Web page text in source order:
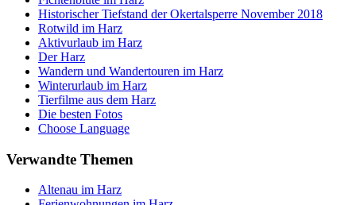
Historischer Tiefstand der Okertalsperre November 2018
Rotwild im Harz
Aktivurlaub im Harz
Der Harz
Wandern und Wandertouren im Harz
Winterurlaub im Harz
Tierfilme aus dem Harz
Die besten Fotos
Choose Language
Verwandte Themen
Altenau im Harz